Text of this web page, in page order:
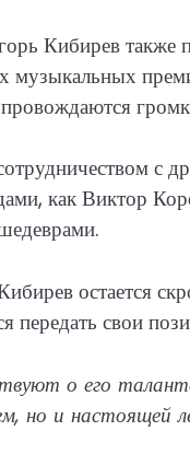
Кибирев также
музыкальных
с
как Виктор
остается
передать свои
о его
но и настоящей